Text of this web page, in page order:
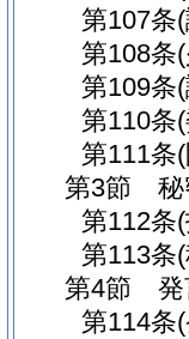
第107条
第108条
第109条
第110条
第111条
第3節
第112条
第113条
第4節
第114条